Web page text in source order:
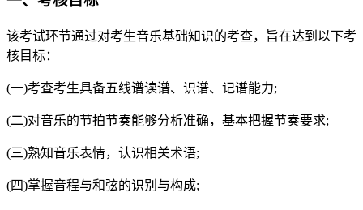
该考试环节通过对考生音乐基础知识的考查，旨在达到以下考
核目标：
(一)考查考生具备五线谱读谱、识谱、记谱能力;
(二)对音乐的节拍节奏能够分析准确，基本把握节奏要求;
(三)熟知音乐表情，认识相关术语;
(四)掌握音程与和弦的识别与构成;